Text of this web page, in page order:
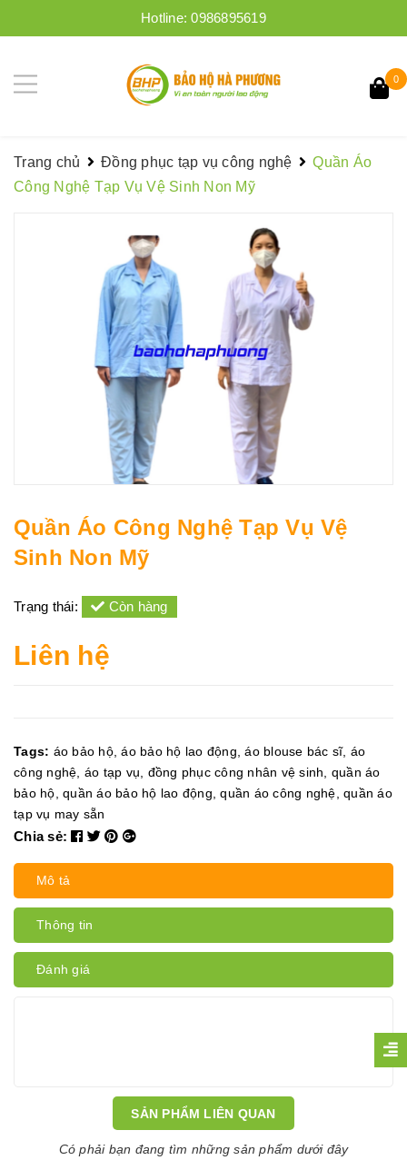
Hotline:0986895619
0
Trang chủ Đồng phục tạp vụ công nghệ
Quần Áo
Công Nghệ Tạp Vụ Vệ Sinh Non Mỹ
Quần Áo Công Nghệ Tạp Vụ Vệ
Sinh Non Mỹ
Trạng thái: Còn hàng
Liên hệ
Tags: áo bảo hộ,áo bảo hộ lao động ,áo blouse bác sĩ, áo
công nghệ áo tạp vụ đồng phục công nhân vệ sinh
quần áo
bảo hộ quần áo bảo hộ lao động ,quần áo công nghệ quần áo
tạp vụ may sẵn
Chia sẻ:
Mô tả
Thông tin
Đánh giá
SẢN PHẨM LIÊN QUAN
Có phải bạn đang tìm những sản phẩm dưới đây